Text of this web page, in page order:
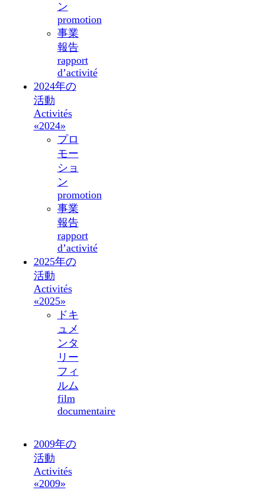
ン
promotion
事業
報告
rapport
d’activité
2024年の
活動
Activités
«2024»
プロ
モー
ショ
ン
promotion
事業
報告
rapport
d’activité
2025年の
活動
Activités
«2025»
ドキ
ュメ
ンタ
リー
フィ
ルム
film
documentaire
2009年の
活動
Activités
«2009»